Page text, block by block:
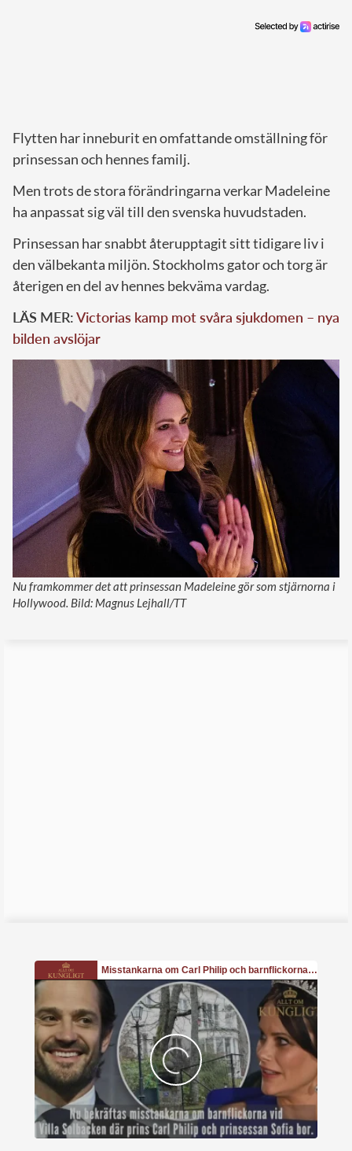
Flytten har inneburit en omfattande omställning för
prinsessan och hennes familj.
Men trots de stora förändringarna verkar Madeleine
ha anpassat sig väl till den svenska huvudstaden.
Prinsessan har snabbt återupptagit sitt tidigare liv i
den välbekanta miljön. Stockholms gator och torg är
återigen en del av hennes bekväma vardag.
LÄS MER:Victorias kamp mot svåra sjukdomen – nya
bilden avslöjar
Nu framkommer det att prinsessan Madeleine gör som stjärnorna i
Hollywood. Bild: Magnus Lejhall/TT